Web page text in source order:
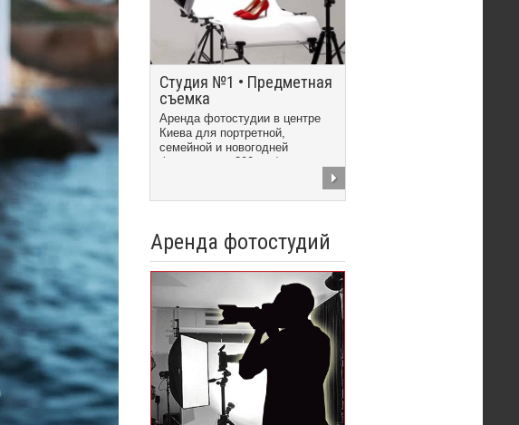
Студия №1 • Предметная
съемка
Аренда фотостудии в центре
Киева для портретной,
семейной и новогодней
фотосъемки. 300 грн/час
Аренда фотостудий